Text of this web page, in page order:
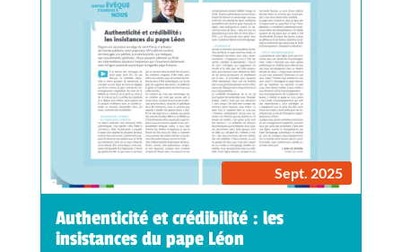
Sept. 2025
Authenticité et crédibilité : les
insistances du pape Léon